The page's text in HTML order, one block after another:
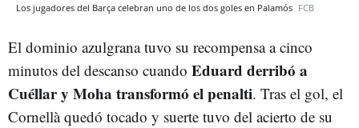
Los jugadores del Barça celebran uno de los dos goles en Palamós FCB
El dominio azulgrana tuvo su recompensa a cinco
minutos del descanso cuando Eduard derribó a
Cuéllar y Moha transformó el penalti. Tras el gol, el
Cornellà quedó tocado y suerte tuvo del acierto de su